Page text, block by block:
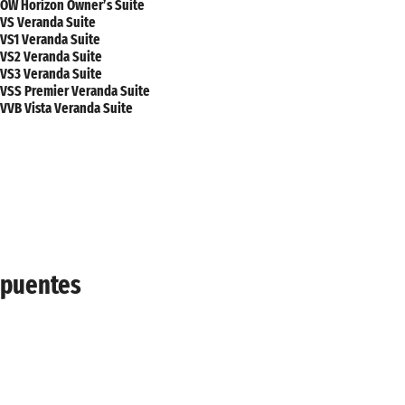
OW Horizon Owner’s Suite
VS Veranda Suite
VS1 Veranda Suite
VS2 Veranda Suite
VS3 Veranda Suite
VSS Premier Veranda Suite
VVB Vista Veranda Suite
puentes